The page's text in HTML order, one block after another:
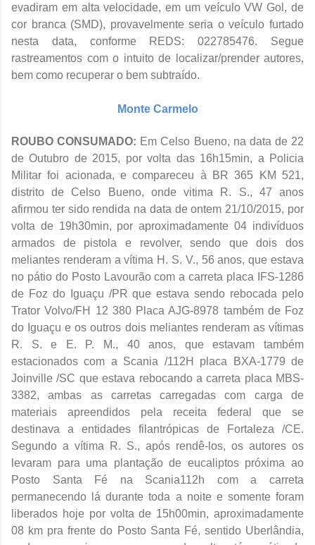
evadiram em alta velocidade, em um veículo VW Gol, de
cor branca (SMD), provavelmente seria o veículo furtado
nesta data, conforme REDS: 022785476. Segue
rastreamentos com o intuito de localizar/prender autores,
bem como recuperar o bem subtraído.
Monte Carmelo
ROUBO CONSUMADO: Em Celso Bueno, na data de 22
de Outubro de 2015, por volta das 16h15min, a Policia
Militar foi acionada, e compareceu à BR 365 KM 521,
distrito de Celso Bueno, onde vitima R. S., 47 anos
afirmou ter sido rendida na data de ontem 21/10/2015, por
volta de 19h30min, por aproximadamente 04 indivíduos
armados de pistola e revolver, sendo que dois dos
meliantes renderam a vítima H. S. V., 56 anos, que estava
no pátio do Posto Lavourão com a carreta placa IFS-1286
de Foz do Iguaçu /PR que estava sendo rebocada pelo
Trator Volvo/FH 12 380 Placa AJG-8978 também de Foz
do Iguaçu e os outros dois meliantes renderam as vítimas
R. S. e E. P. M., 40 anos, que estavam também
estacionados com a Scania /112H placa BXA-1779 de
Joinville /SC que estava rebocando a carreta placa MBS-
3382, ambas as carretas carregadas com carga de
materiais apreendidos pela receita federal que se
destinava a entidades filantrópicas de Fortaleza /CE.
Segundo a vítima R. S., após rendê-los, os autores os
levaram para uma plantação de eucaliptos próxima ao
Posto Santa Fé na Scania112h com a carreta
permanecendo lá durante toda a noite e somente foram
liberados hoje por volta de 15h00min, aproximadamente
08 km pra frente do Posto Santa Fé, sentido Uberlândia,